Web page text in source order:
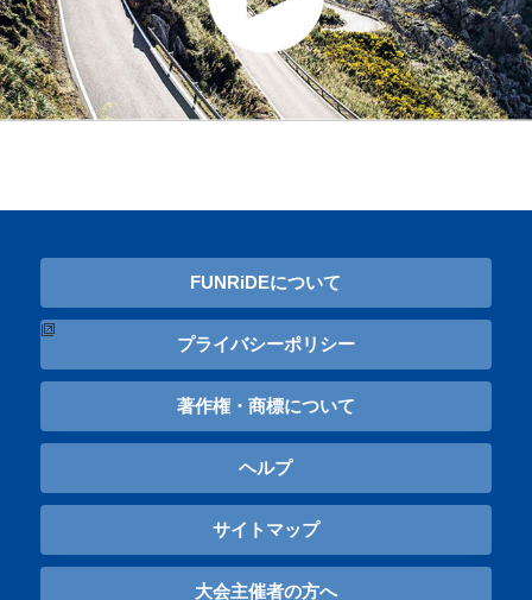
FUNRiDEについて
プライバシーポリシー
著作権・商標について
ヘルプ
サイトマップ
大会主催者の方へ